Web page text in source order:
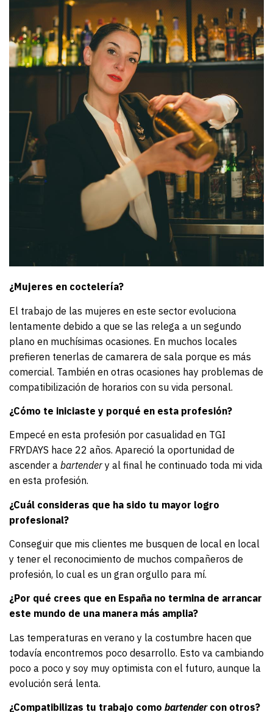
¿Mujeres en coctelería?
El trabajo de las mujeres en este sector evoluciona
lentamente debido a que se las relega a un segundo
plano en muchísimas ocasiones. En muchos locales
prefieren tenerlas de camarera de sala porque es más
comercial. También en otras ocasiones hay problemas de
compatibilización de horarios con su vida personal.
¿Cómo te iniciaste y porqué en esta profesión?
Empecé en esta profesión por casualidad en TGI
FRYDAYS hace 22 años. Apareció la oportunidad de
ascender a bartender y al final he continuado toda mi vida
en esta profesión.
¿Cuál consideras que ha sido tu mayor logro
profesional?
Conseguir que mis clientes me busquen de local en local
y tener el reconocimiento de muchos compañeros de
profesión, lo cual es un gran orgullo para mí.
¿Por qué crees que en España no termina de arrancar
este mundo de una manera más amplia?
Las temperaturas en verano y la costumbre hacen que
todavía encontremos poco desarrollo. Esto va cambiando
poco a poco y soy muy optimista con el futuro, aunque la
evolución será lenta.
¿Compatibilizas tu trabajo como bartendercon otros?